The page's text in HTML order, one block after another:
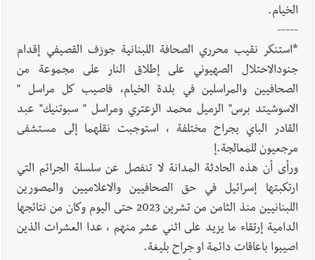
الخيام.
-----
*استنكر نقيب محرري الصحافة اللبنانية جوزف القصيفي إقدام
جنودالاحتلال الصهيوني على إطلاق النار على مجموعة من
الصحافيين والمراسلين في بلدة الخيام، فاصيب كل مراسل "
الاسوشيتد برس" الزميل محمد الزعتري ومراسل " سبوتنيك" عبد
القادر الباي بجراح مختلفة ، استوجبت نقلهما إلى مستشفى
مرجعيون للمعالجة.إ
ورأى أن هذه الحادثة المدانة لا تنفصل عن سلسلة الجرائم التي
ارتكبتها إسرائيل في حق الصحافيين والاعلاميين والمصورين
اللبنانيين منذ الثامن من تشرين 2023 حتى اليوم وكان من نتائجها
الدامية إرتقاء ما يزيد على اثني عشر منهم ، عدا العشرات الذين
اصيبوا باعاقات دائمة او جراح بليغة.